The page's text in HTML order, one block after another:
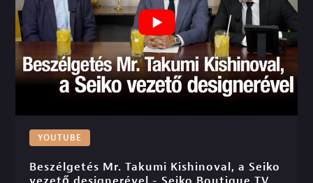
YOUTUBE
Beszélgetés Mr. Takumi Kishinoval, a Seiko